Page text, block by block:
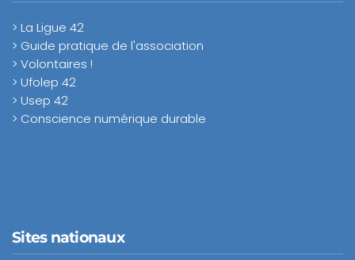
> La Ligue 42
> Guide pratique de l'association
> Volontaires !
> Ufolep 42
> Usep 42
> Conscience numérique durable
Sites nationaux